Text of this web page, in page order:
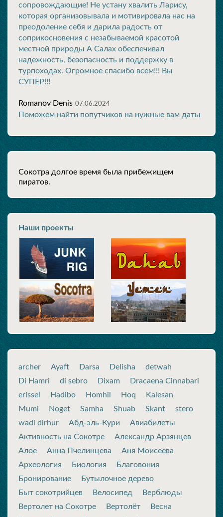
сопровождающие! Не устану хвалить Ларису,
которая организовывала и мотивировала нас на
преодоление себя и дарила радость от
соприкосновения с незабываемой красотой
местной природы А Салах обеспечивал
надежность, безопасность и поддержку в
турпоходах. Огромное спасибо всем!!! Вы
СУПЕР!!!
Romanov Denis 07.06.2024
Поможем найти попутчиков на нужные вам даты
Cокотра долгое время была прибежищем
пиратов.
Наши проекты
archer Ayaft Darsa Delisha
detwah
Di Hamri
di sebro Dixam
Dracaena Cinnabari
erissel
Hadibo Homhil Hoq
Kalesan
Mumi
Noget Samha Shuab Skant
stero
wadi dirhur
Абд-эль-Кури
Авиабилеты
Активность на Сокотре
Александр Арзянцев
Алое
Анна Пчелинцева
Аня Моисеева
Археология
Биология
Благовония
Бронирование
Бутылочное дерево
Быт сокотрийцев
Велосипед
Верблюды
Вертолет на Сокотре
Вертолёт
Весна